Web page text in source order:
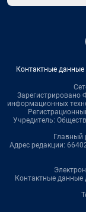
Контактные данные
Зарегистрировано
информационных
Учредитель:
Главный
Адрес редакции:
Контактные данные